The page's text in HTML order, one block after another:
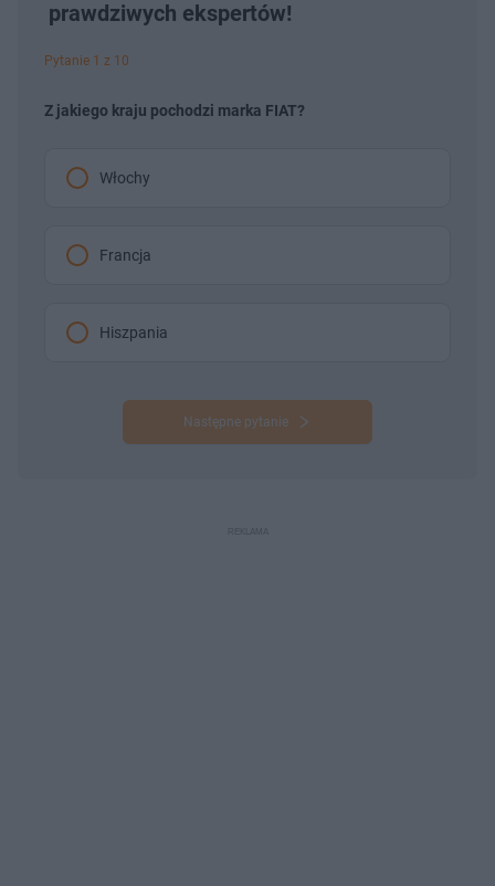
prawdziwych ekspertów!
Pytanie 1 z 10
Z jakiego kraju pochodzi marka FIAT?
Włochy
Francja
Hiszpania
Następne pytanie